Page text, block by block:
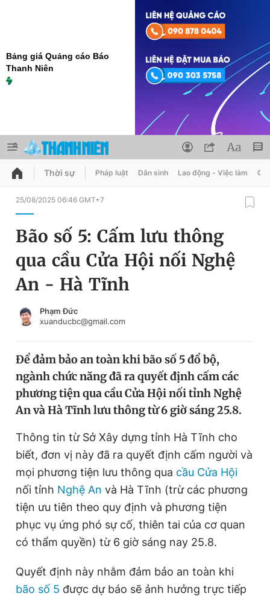
Bảng giá Quảng cáo Báo
Thanh Niên
QUẢNG CÁO
Chuyên mục khác
Chào ngày mới
Video Magazine
Tiện ích Bạn cần biết
Thông tin tòa soạn Liên hệ quảng cáo
Đọc Thanh Niên trên điện thoại
Đổi mật khẩu
Tin đã lưu
Thời sự Pháp luật Dân sinh Lao động - Việc làm
25/08/2025 06:46 GMT+7
Bão số 5: Cấm lưu thông
qua cầu Cửa Hội nối Nghệ
An - Hà Tĩnh
Phạm Đức
xuanducbc@gmail.com
Để đảm bảo an toàn khi bão số 5 đổ bộ,
ngành chức năng đã ra quyết định cấm các
phương tiện qua cầu Cửa Hội nối tỉnh Nghệ
An và Hà Tĩnh lưu thông từ 6 giờ sáng 25.8.
Thông tin từ Sở Xây dựng tỉnh Hà Tĩnh cho
biết, đơn vị này đã ra quyết định cấm người và
mọi phương tiện lưu thông qua cầu Cửa Hội
nối tỉnh Nghệ An và Hà Tĩnh (trừ các phương
tiện ưu tiên theo quy định và phương tiện
phục vụ ứng phó sự cố, thiên tai của cơ quan
có thẩm quyền) từ 6 giờ sáng nay 25.8.
Quyết định này nhằm đảm bảo an toàn khi
bão số 5 được dự báo sẽ ảnh hưởng trực tiếp